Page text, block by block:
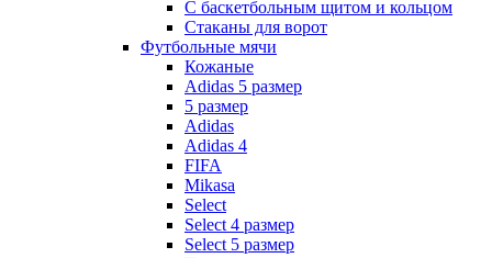
С баскетбольным щитом и кольцом
Стаканы для ворот
Футбольные мячи
Кожаные
Adidas 5 размер
5 размер
Adidas
Adidas 4
FIFA
Mikasa
Select
Select 4 размер
Select 5 размер